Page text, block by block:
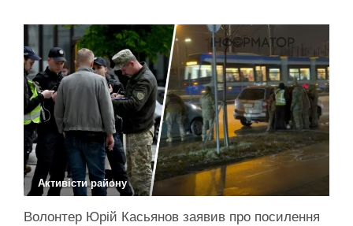
Активісти району
Волонтер Юрій Касьянов заявив про посилення